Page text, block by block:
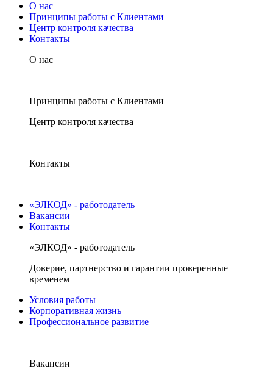
О нас
Принципы работы с Клиентами
Центр контроля качества
Контакты
О нас
Принципы работы с Клиентами
Центр контроля качества
Контакты
«ЭЛКОД» - работодатель
Вакансии
Контакты
«ЭЛКОД» - работодатель
Доверие, партнерство и гарантии проверенные
временем
Условия работы
Корпоративная жизнь
Профессиональное развитие
Вакансии